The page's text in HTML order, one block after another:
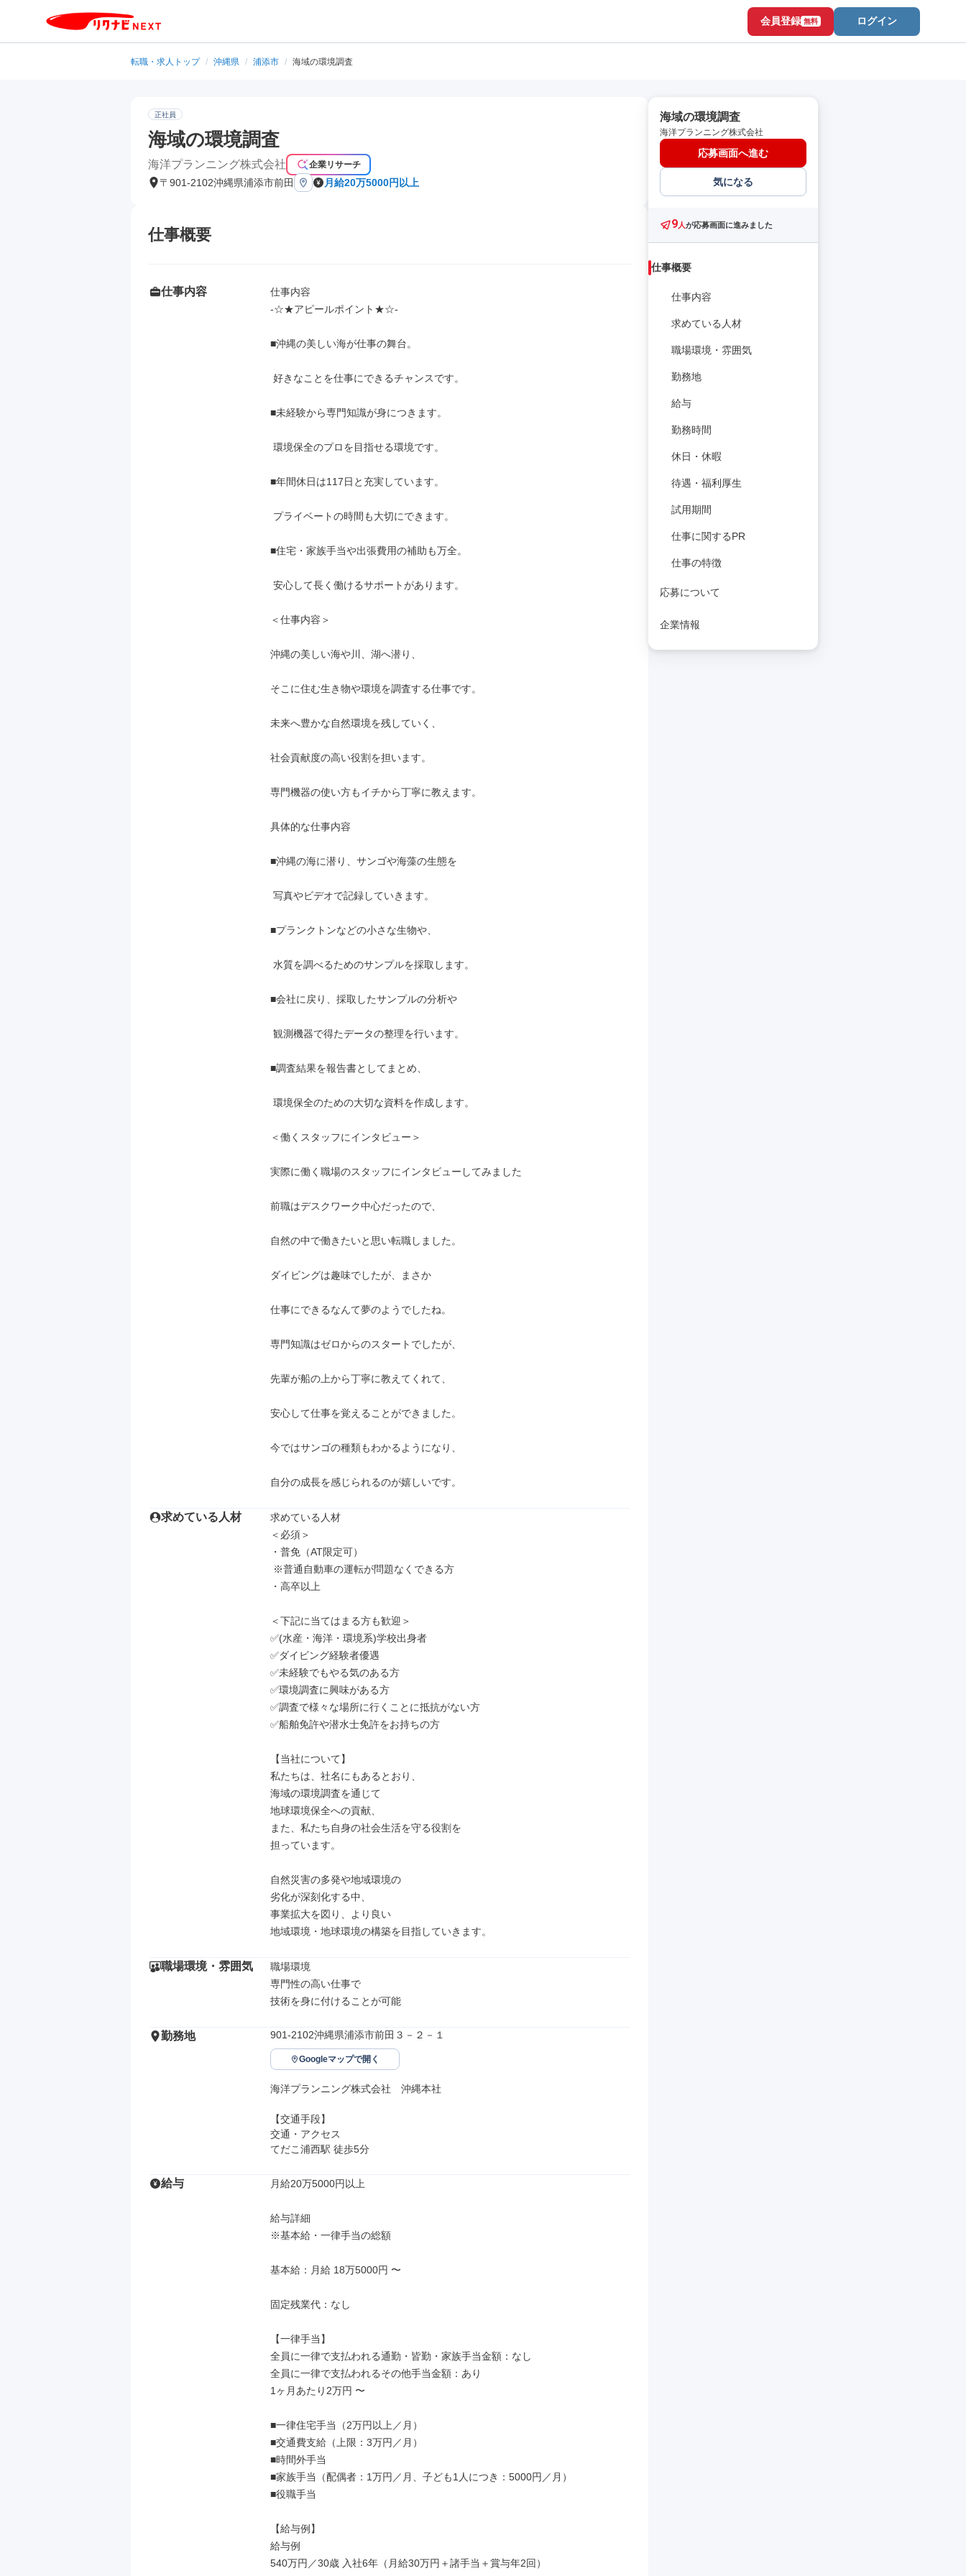
会員登録 無料 ログイン
転職・求人トップ / 沖縄県 / 浦添市 / 海域の環境調査
正社員
海域の環境調査
海洋プランニング株式会社 企業リサーチ
〒901-2102沖縄県浦添市前田 月給20万5000円以上
仕事概要
仕事内容
仕事内容
-☆★アピールポイント★☆-
■沖縄の美しい海が仕事の舞台。
■未経験から専門知識が身につきます。
■年間休日は117日と充実しています。
■住宅・家族手当や出張費用の補助も万全。
＜仕事内容＞
沖縄の美しい海や川、湖へ潜り、
そこに住む生き物や環境を調査する仕事です。
未来へ豊かな自然環境を残していく、
社会貢献度の高い役割を担います。
専門機器の使い方もイチから丁寧に教えます。
具体的な仕事内容
■沖縄の海に潜り、サンゴや海藻の生態を
■プランクトンなどの小さな生物や、
■会社に戻り、採取したサンプルの分析や
■調査結果を報告書としてまとめ、
＜働くスタッフにインタビュー＞
実際に働く職場のスタッフにインタビューしてみました
前職はデスクワーク中心だったので、
自然の中で働きたいと思い転職しました。
ダイビングは趣味でしたが、まさか
仕事にできるなんて夢のようでしたね。
専門知識はゼロからのスタートでしたが、
先輩が船の上から丁寧に教えてくれて、
安心して仕事を覚えることができました。
今ではサンゴの種類もわかるようになり、
自分の成長を感じられるのが嬉しいです。
求めている人材
求めている人材
＜必須＞
・普免（AT限定可）
・高卒以上
＜下記に当てはまる方も歓迎＞
✅(水産・海洋・環境系)学校出身者
✅ダイビング経験者優遇
✅未経験でもやる気のある方
✅環境調査に興味がある方
✅調査で様々な場所に行くことに抵抗がない方
✅船舶免許や潜水士免許をお持ちの方
【当社について】
私たちは、社名にもあるとおり、
海域の環境調査を通じて
地球環境保全への貢献、
また、私たち自身の社会生活を守る役割を
担っています。
自然災害の多発や地域環境の
劣化が深刻化する中、
事業拡大を図り、より良い
地域環境・地球環境の構築を目指していきます。
職場環境・雰囲気
職場環境
専門性の高い仕事で
技術を身に付けることが可能
勤務地 901-2102沖縄県浦添市前田３－２－１
Googleマップで開く
海洋プランニング株式会社　沖縄本社
【交通手段】
交通・アクセス
てだこ浦西駅 徒歩5分
給与 月給20万5000円以上
給与詳細
※基本給・一律手当の総額
基本給：月給 18万5000円 〜
固定残業代：なし
【一律手当】
全員に一律で支払われる通勤・皆勤・家族手当金額：なし
全員に一律で支払われるその他手当金額：あり
1ヶ月あたり2万円 〜
■一律住宅手当（2万円以上／月）
■交通費支給（上限：3万円／月）
■時間外手当
■家族手当（配偶者：1万円／月、子ども1人につき：5000円／月）
■役職手当
【給与例】
給与例
540万円／30歳 入社6年（月給30万円＋諸手当＋賞与年2回）
海域の環境調査
海洋プランニング株式会社
応募画面へ進む
気になる
9人が応募画面に進みました
仕事概要
仕事内容
求めている人材
職場環境・雰囲気
勤務地
給与
勤務時間
休日・休暇
待遇・福利厚生
試用期間
仕事に関するPR
仕事の特徴
応募について
企業情報